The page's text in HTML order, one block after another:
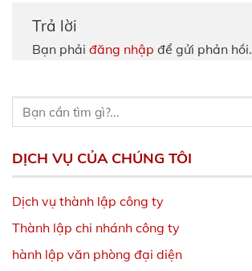
Trả lời
Bạn phải đăng nhập để gửi phản hồi.
DỊCH VỤ CỦA CHÚNG TÔI
Dịch vụ thành lập công ty
Thành lập chi nhánh công ty
hành lập văn phòng đại diện